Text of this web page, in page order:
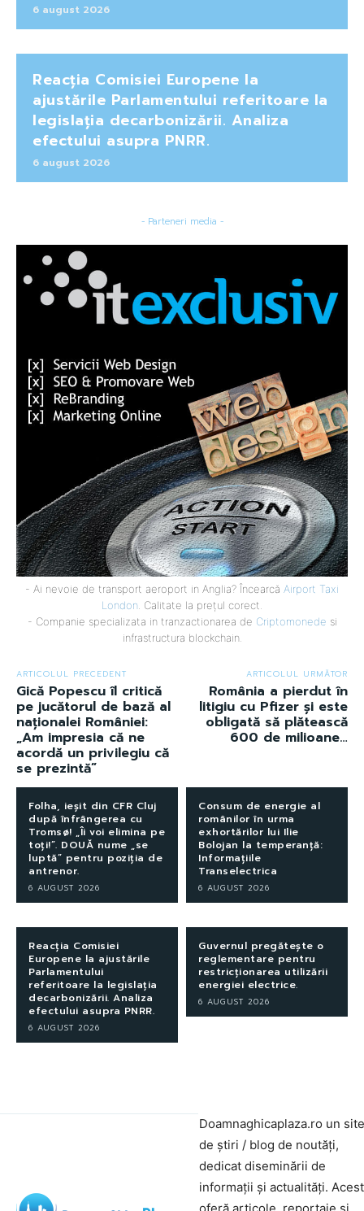
6 august 2026
Reacția Comisiei Europene la
ajustările Parlamentului referitoare la
legislația decarbonizării. Analiza
efectului asupra PNRR.
6 august 2026
- Parteneri media -
- Ai nevoie de transport aeroport in Anglia? Încearcă Airport Taxi
London . Calitate la prețul corect.
- Companie specializata in tranzactionarea de Criptomonede si
infrastructura blockchain.
ARTICOLUL PRECEDENT
Gică Popescu îl critică
pe jucătorul de bază al
naționalei României:
„Am impresia că ne
acordă un privilegiu că
se prezintă”
ARTICOLUL URMĂTOR
România a pierdut în
litigiu cu Pfizer și este
obligată să plătească
600 de milioane…
Folha, ieșit din CFR Cluj
după înfrângerea cu
Tromsø! „Îi voi elimina pe
toți!”. DOUĂ nume „se
luptă” pentru poziția de
antrenor.
6 AUGUST 2026
Consum de energie al
românilor în urma
exhortărilor lui Ilie
Bolojan la temperanță:
Informațiile
Transelectrica
6 AUGUST 2026
Reacția Comisiei
Europene la ajustările
Parlamentului
referitoare la legislația
decarbonizării. Analiza
efectului asupra PNRR.
6 AUGUST 2026
Guvernul pregătește o
reglementare pentru
restricționarea utilizării
energiei electrice.
6 AUGUST 2026
Doamnaghicaplaza.ro un site
de știri / blog de noutăți,
dedicat diseminării de
informații și actualități.